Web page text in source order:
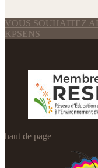
VOUS SOUHAITEZ
KPSENS
haut de page